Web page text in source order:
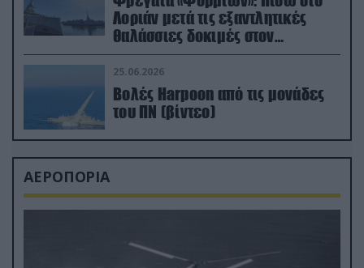
Λοριάν μετά τις εξαντλητικές
θαλάσσιες δοκιμές στον
απαιτητικό Βισκαϊκό
25.06.2026
Βολές Harpoon από τις μονάδες
του ΠΝ (βίντεο)
ΑΕΡΟΠΟΡΙΑ